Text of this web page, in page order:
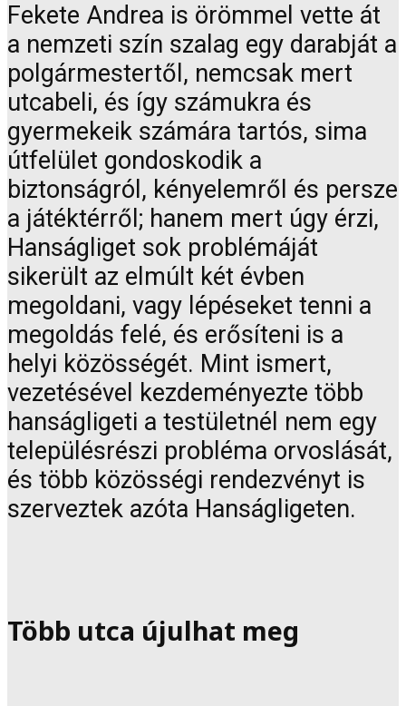
Fekete Andrea is örömmel vette át
a nemzeti szín szalag egy darabját a
polgármestertől, nemcsak mert
utcabeli, és így számukra és
gyermekeik számára tartós, sima
útfelület gondoskodik a
biztonságról, kényelemről és persze
a játéktérről; hanem mert úgy érzi,
Hanságliget sok problémáját
sikerült az elmúlt két évben
megoldani, vagy lépéseket tenni a
megoldás felé, és erősíteni is a
helyi közösségét. Mint ismert,
vezetésével kezdeményezte több
hanságligeti a testületnél nem egy
településrészi probléma orvoslását,
és több közösségi rendezvényt is
szerveztek azóta Hanságligeten.
Több utca újulhat meg